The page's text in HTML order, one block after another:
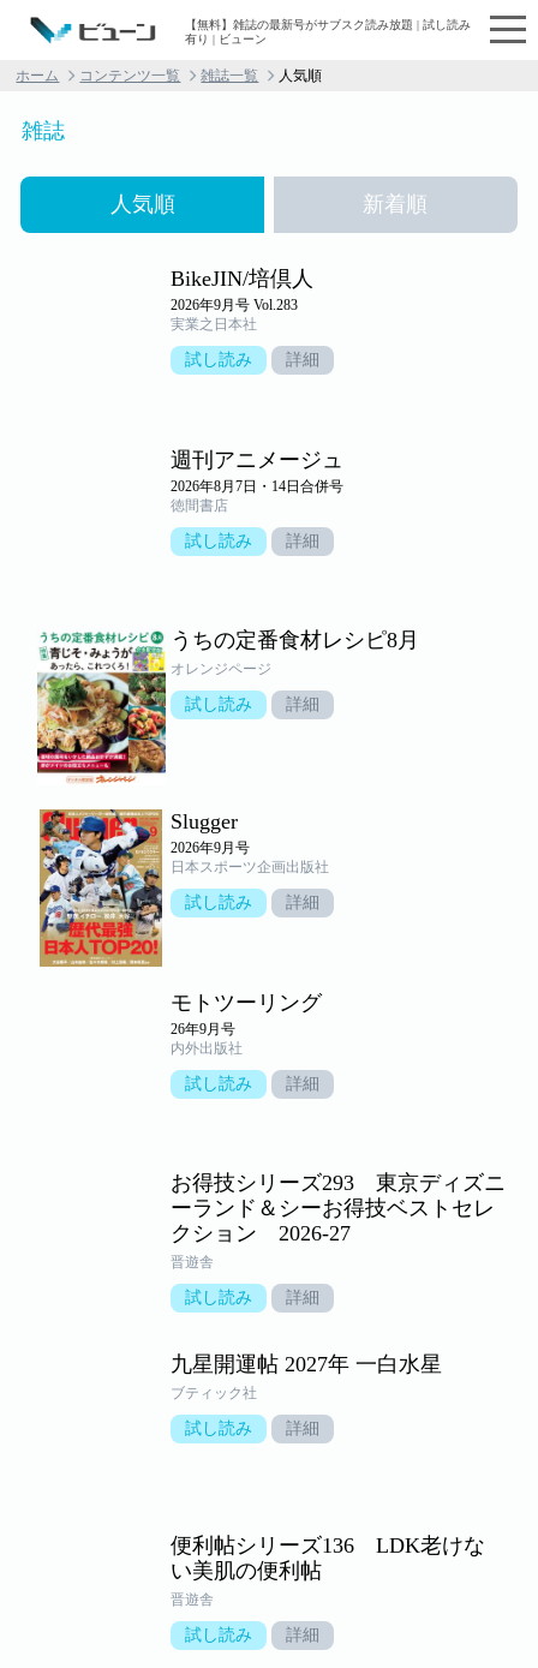
【無料】雑誌の最新号がサブスク読み放題 | 試し読み
有り | ビューン
ホーム コンテンツ一覧 雑誌一覧 人気順
雑誌
人気順 新着順
BikeJIN/培倶人
2026年9月号 Vol.283
実業之日本社
試し読み 詳細
週刊アニメージュ
2026年8月7日・14日合併号
徳間書店
試し読み 詳細
うちの定番食材レシピ8月
オレンジページ
試し読み 詳細
Slugger
2026年9月号
日本スポーツ企画出版社
試し読み 詳細
モトツーリング
26年9月号
内外出版社
試し読み 詳細
お得技シリーズ293 東京ディズニ
ーランド＆シーお得技ベストセレ
クション 2026-27
晋遊舎
試し読み 詳細
九星開運帖 2027年 一白水星
ブティック社
試し読み 詳細
便利帖シリーズ136 LDK老けな
い美肌の便利帖
晋遊舎
試し読み 詳細